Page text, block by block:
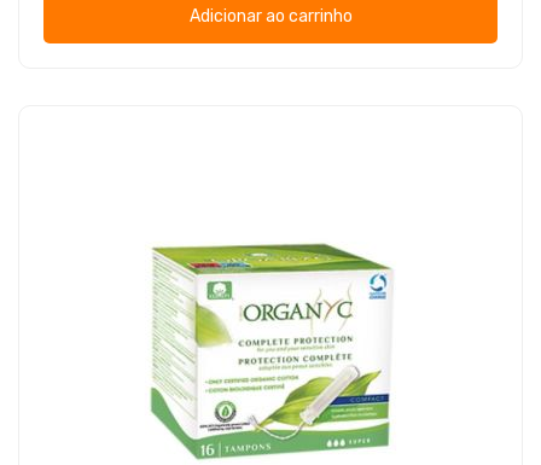
Adicionar ao carrinho